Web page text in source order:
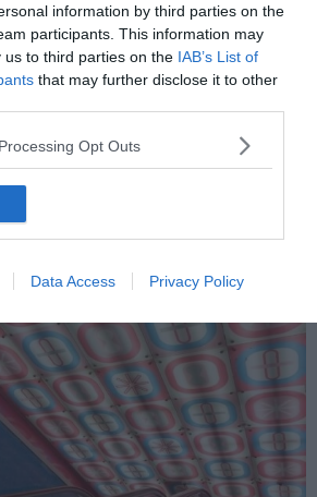
information by third parties on the
participants. This information may
us to third parties on the IAB’s List of
that may further disclose it to other
Opt Outs
Data Access Privacy Policy
de Naples, conçue par